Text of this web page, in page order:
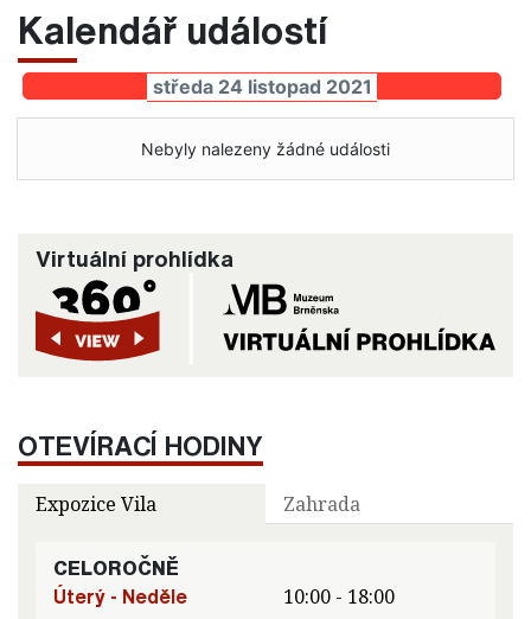
Kalendář událostí
středa 24 listopad 2021
Nebyly nalezeny žádné události
Virtuální prohlídka
OTEVÍRACÍ HODINY
Expozice Vila Zahrada
CELOROČNĚ
Úterý - Neděle
10:00 - 18:00